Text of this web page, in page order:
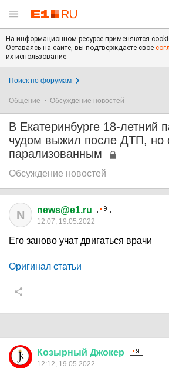
На информационном ресурсе применяются
Оставаясь на сайте, вы подтверждаете свое
их использование.
Поиск по форумам
Общение Обсуждение новостей
В Екатеринбурге 18-летний
чудом выжил после ДТП, но
парализованным
Обсуждение новостей
N news@e1.ru
12:07, 19.05.2022
Его заново учат двигаться врачи
Оригинал статьи
Козырный Джокер
12:12, 19.05.2022